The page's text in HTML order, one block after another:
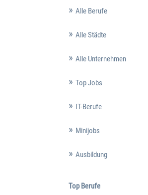
Alle Berufe
Alle Städte
Alle Unternehmen
Top Jobs
IT-Berufe
Minijobs
Ausbildung
Top Berufe